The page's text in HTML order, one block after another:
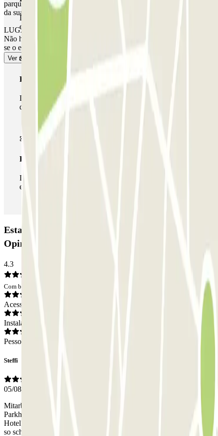
parque de estacionamento funcionar na altura. Nestes casos, no final
da sua reserva, receberá um recibo pelo tempo extra cobrado.
LUGAR NÃO GARANTIDO NESTE ESTACIONAMENTO.
Não há prioridade de entrada, e poderá ter de aguardar ou fazer fila
se o estacionamento estiver cheio.
Ver mais
Durante a sua estadia, só poderá entrar e sair do parque de
estacionamento uma vez.
Passe multiestacionamento
Durante a sua estadia, pode utilizar toda a rede de parques
de estacionamento deste operador disponível em Parclick.
Passe ilimitado
Durante a sua estadia, pode entrar e sair do parque de
estacionamento as vezes que quiser.
Estacionamento INDIGO Gare du Midi 2:
Opiniões
4.3
Com base em 43 opiniões
Acesso
Instalações
Pessoal
Steffi
05/08/2026
Mitarbeiter haben wir keinen gesehen. Rauskommen aus dem
Parkhaus war für uns etwas unübersichtlich, Fahrstuhl nur für
Hotel? Anderer Fahrstuhl funktionierte nicht. Da unser Gepäck nicht
so schwer war haben wir die Treppe genommen